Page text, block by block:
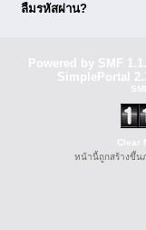
ลืมรหัสผ่าน?
Powered by SMF
SimplePortal
Clear
หน้านี้ถูกสร้างขึ้น